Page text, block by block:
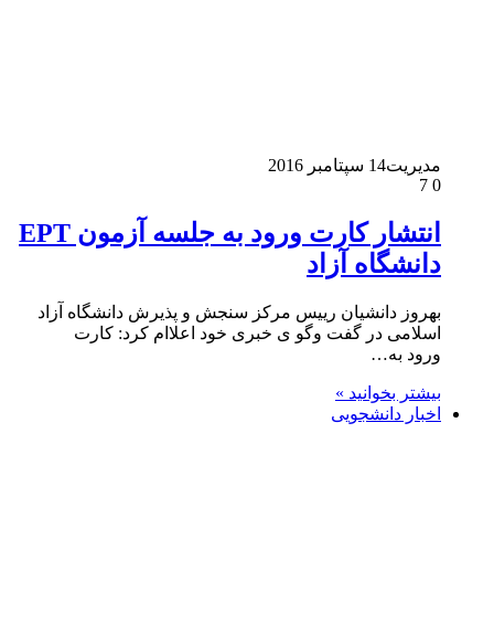
مدیریت14 سپتامبر 2016
0
انتشار کارت ورود به جلسه آزمون EPT
دانشگاه آزاد
بهروز دانشیان رییس مرکز سنجش و پذیرش دانشگاه آزاد
اسلامی در گفت وگو ی خبری خود اعلاام کرد: کارت
ورود به…
بیشتر بخوانید »
اخبار دانشجویی